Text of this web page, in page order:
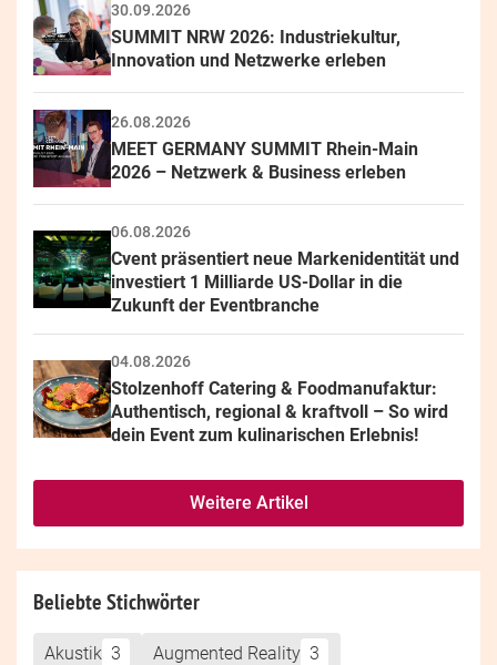
30.09.2026
SUMMIT NRW 2026: Industriekultur,
Innovation und Netzwerke erleben
26.08.2026
MEET GERMANY SUMMIT Rhein-Main
2026 – Netzwerk & Business erleben
06.08.2026
Cvent präsentiert neue Markenidentität und
investiert 1 Milliarde US-Dollar in die
Zukunft der Eventbranche
04.08.2026
Stolzenhoff Catering & Foodmanufaktur:
Authentisch, regional & kraftvoll – So wird
dein Event zum kulinarischen Erlebnis!
Weitere Artikel
Beliebte Stichwörter
Akustik 3 Augmented Reality 3